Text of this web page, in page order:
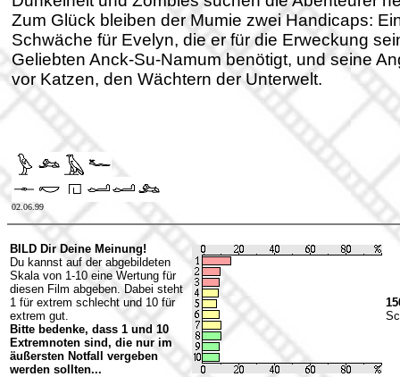
Zum Glück bleiben der Mumie zwei Handicaps:
Schwäche für Evelyn, die er für die Erweckung
Geliebten Anck-Su-Namum benötigt, und seine
vor Katzen, den Wächtern der Unterwelt.
02.06.99
BILD Dir Deine Meinung!
Du kannst auf der abgebildeten
Skala von 1-10 eine Wertung für
diesen Film abgeben. Dabei steht
1 für extrem schlecht und 10 für
extrem gut.
Bitte bedenke, dass 1 und 10
Extremnoten sind, die nur im
äußersten Notfall vergeben
werden sollten...